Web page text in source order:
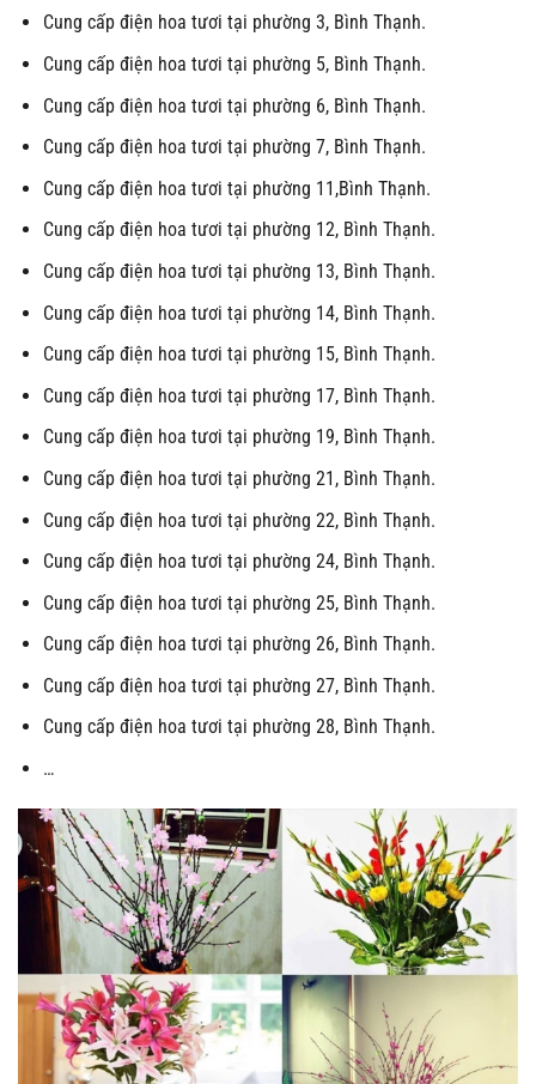
Cung cấp điện hoa tươi tại phường 3, Bình Thạnh.
Cung cấp điện hoa tươi tại phường 5, Bình Thạnh.
Cung cấp điện hoa tươi tại phường 6, Bình Thạnh.
Cung cấp điện hoa tươi tại phường 7, Bình Thạnh.
Cung cấp điện hoa tươi tại phường 11,Bình Thạnh.
Cung cấp điện hoa tươi tại phường 12, Bình Thạnh.
Cung cấp điện hoa tươi tại phường 13, Bình Thạnh.
Cung cấp điện hoa tươi tại phường 14, Bình Thạnh.
Cung cấp điện hoa tươi tại phường 15, Bình Thạnh.
Cung cấp điện hoa tươi tại phường 17, Bình Thạnh.
Cung cấp điện hoa tươi tại phường 19, Bình Thạnh.
Cung cấp điện hoa tươi tại phường 21, Bình Thạnh.
Cung cấp điện hoa tươi tại phường 22, Bình Thạnh.
Cung cấp điện hoa tươi tại phường 24, Bình Thạnh.
Cung cấp điện hoa tươi tại phường 25, Bình Thạnh.
Cung cấp điện hoa tươi tại phường 26, Bình Thạnh.
Cung cấp điện hoa tươi tại phường 27, Bình Thạnh.
Cung cấp điện hoa tươi tại phường 28, Bình Thạnh.
…